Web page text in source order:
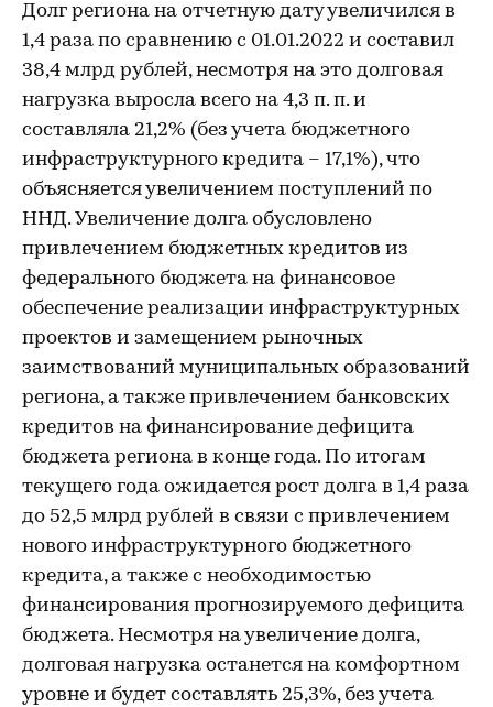
Долг региона на отчетную дату увеличился в
1,4 раза по сравнению с 01.01.2022 и составил
38,4 млрд рублей, несмотря на это долговая
нагрузка выросла всего на 4,3 п. п. и
составляла 21,2% (без учета бюджетного
инфраструктурного кредита – 17,1%), что
объясняется увеличением поступлений по
ННД. Увеличение долга обусловлено
привлечением бюджетных кредитов из
федерального бюджета на финансовое
обеспечение реализации инфраструктурных
проектов и замещением рыночных
заимствований муниципальных образований
региона, а также привлечением банковских
кредитов на финансирование дефицита
бюджета региона в конце года. По итогам
текущего года ожидается рост долга в 1,4 раза
до 52,5 млрд рублей в связи с привлечением
нового инфраструктурного бюджетного
кредита, а также с необходимостью
финансирования прогнозируемого дефицита
бюджета. Несмотря на увеличение долга,
долговая нагрузка останется на комфортном
уровне и будет составлять 25,3%, без учета